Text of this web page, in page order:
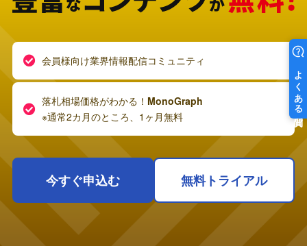
会員様向け業界情報配信コミュニティ
落札相場価格がわかる！ MonoGraph
※通常2カ月のところ、1ヶ月無料
今すぐ申込む 無料トライアル